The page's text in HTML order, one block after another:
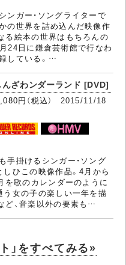
ンガー・ソングライターで
の世界を詰め込んだ映像作
る絵本の世界はもちろんの
24日に鎌倉芸術館で行なわ
している。…
ざわンダーランド [DVD]
円（税込） 2015/11/18
手掛けるシンガー・ソング
しひこの映像作品。4月から
を歌のカレンダーのように
う女の子の楽しい一年を描
ど、音楽以外の要素も…
」をすべてみる»